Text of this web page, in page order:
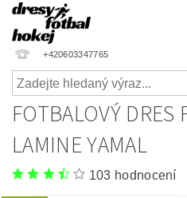
+420603347765
FOTBALOVÝ DRES
LAMINE YAMAL
103 hodnocení